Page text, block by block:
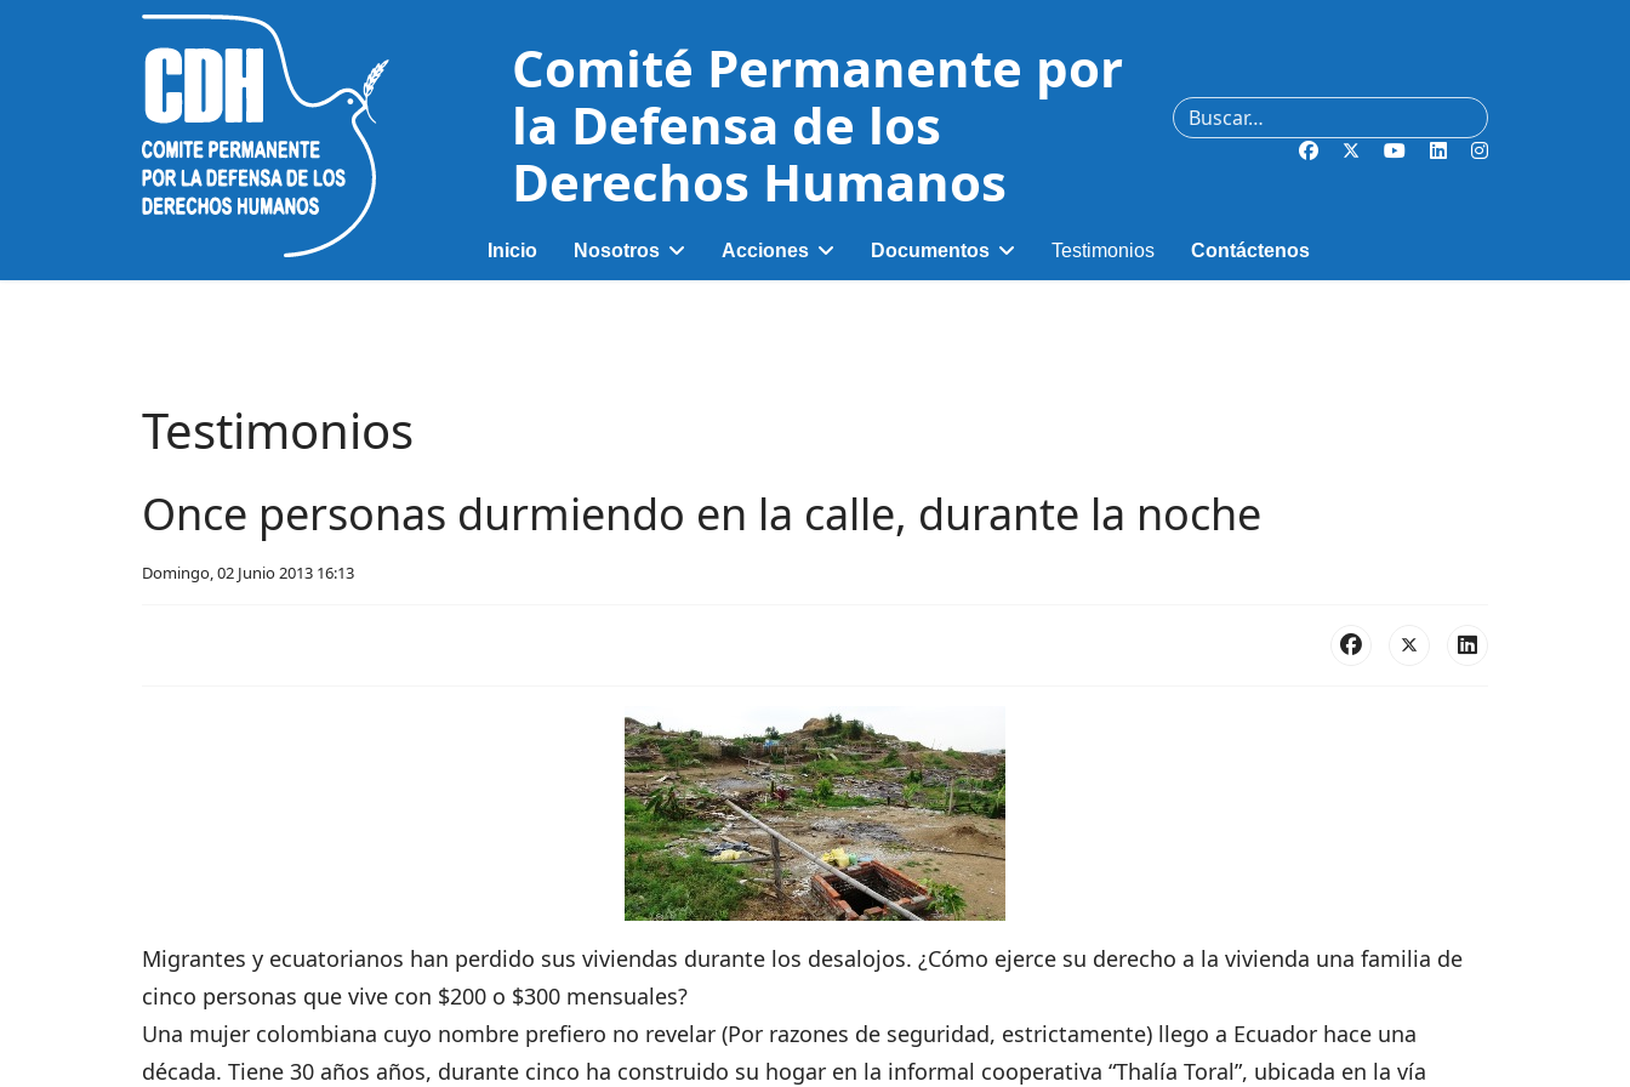
Comité Permanente por
la Defensa de los
Derechos Humanos
Buscar
Inicio Nosotros Acciones Documentos Testimonios Contáctenos
Testimonios
Once personas durmiendo en la calle, durante la noche
Domingo, 02 Junio 2013 16:13
Migrantes y ecuatorianos han perdido sus viviendas durante los desalojos. ¿Cómo ejerce su derecho a la vivienda una familia de
cinco personas que vive con $200 o $300 mensuales?
Una mujer colombiana cuyo nombre prefiero no revelar (Por razones de seguridad, estrictamente) llego a Ecuador hace una
década. Tiene 30 años años, durante cinco ha construido su hogar en la informal cooperativa “Thalía Toral”, ubicada en la vía